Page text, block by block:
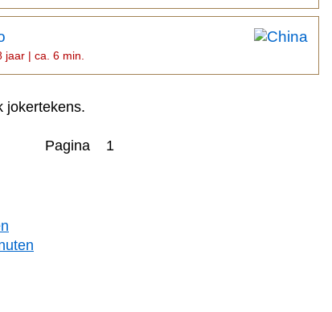
jaar | ca. 6 min.
jokertekens.
Pagina 1